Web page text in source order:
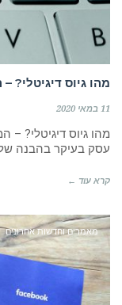
מהו גיוס דיגיטלי?
11 במאי 2020
מהו גיוס דיגיטלי? –
עסק בעיקר בהבנה
קרא עוד ←
מאמרים וחדשות אחרונים